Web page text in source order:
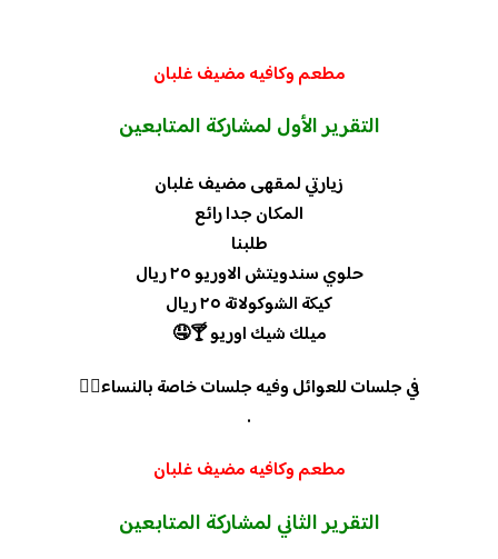
مطعم وكافيه مضيف غلبان
التقريرالأول لمشاركة المتابعين
زيارتي لمقهى مضيف غلبان
المكان جدا رائع
طلبنا
حلوي سندويتش الاوريو ٢٥ ريال
كيكة الشوكولاتة ٢٥ ريال
ميلك شيك اوريو 🍸🤤
في جلسات للعوائل وفيه جلسات خاصة بالنساء👌🏼
.
مطعم وكافيه مضيف غلبان
التقريرالثاني لمشاركة المتابعين